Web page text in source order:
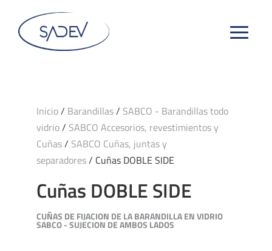
Inicio/ Barandillas/ SABCO - Barandillas todo
vidrio/ SABCO Accesorios, revestimientos y
Cuñas/ SABCO Cuñas, juntas y
separadores/ Cuñas DOBLE SIDE
Cuñas DOBLE SIDE
CUÑAS DE FIJACION DE LA BARANDILLA EN VIDRIO
SABCO - SUJECION DE AMBOS LADOS